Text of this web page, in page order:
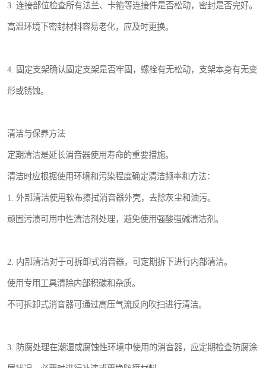
3. 连接部位检查所有法兰、卡箍等连接件是否松动，密封是否完好。
高温环境下密封材料容易老化，应及时更换。
4. 固定支架确认固定支架是否牢固，螺栓有无松动，支架本身有无变
形或锈蚀。
清洁与保养方法
定期清洁是延长消音器使用寿命的重要措施。
清洁时应根据使用环境和污染程度确定清洁频率和方法：
1. 外部清洁使用软布擦拭消音器外壳，去除灰尘和油污。
顽固污渍可用中性清洁剂处理，避免使用强酸强碱清洁剂。
2. 内部清洁对于可拆卸式消音器，可定期拆下进行内部清洁。
使用专用工具清除内部积碳和杂质。
不可拆卸式消音器可通过高压气流反向吹扫进行清洁。
3. 防腐处理在潮湿或腐蚀性环境中使用的消音器，应定期检查防腐涂